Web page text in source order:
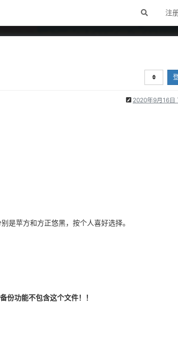
注
2020年9月16日
是苹方和方正悠黑，按个人喜好选择。
份功能不包含这个文件！！